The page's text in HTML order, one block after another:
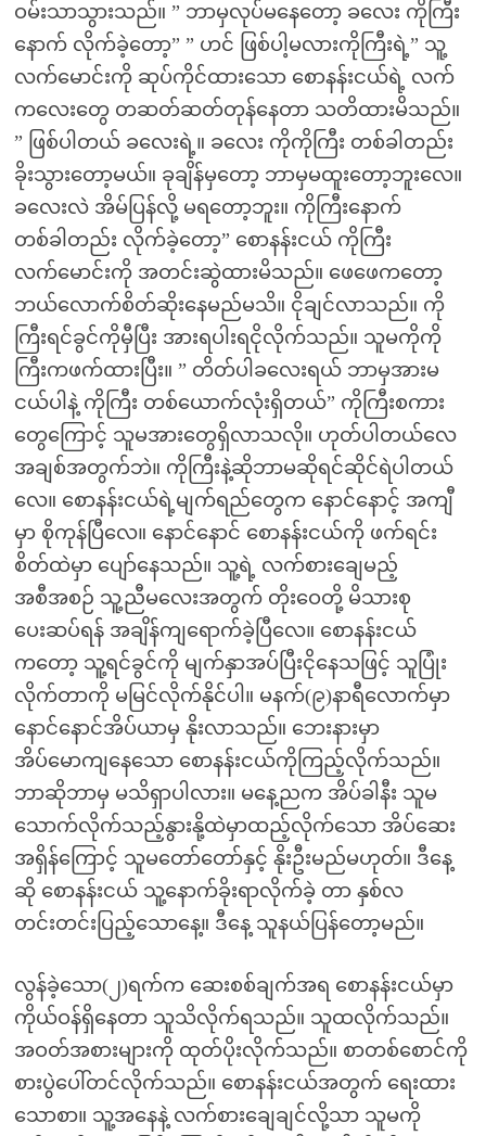
ဝမ်းသာသွားသည်။ ” ဘာမှလုပ်မနေတော့ ခလေး ကိုကြီး
နောက် လိုက်ခဲ့တော့” ” ဟင် ဖြစ်ပါ့မလားကိုကြီးရဲ့” သူ့
လက်မောင်းကို ဆုပ်ကိုင်ထားသော စောနန်းငယ်ရဲ့ လက်
ကလေးတွေ တဆတ်ဆတ်တုန်နေတာ သတိထားမိသည်။
” ဖြစ်ပါတယ် ခလေးရဲ့။ ခလေး ကိုကိုကြီး တစ်ခါတည်း
ခိုးသွားတော့မယ်။ ခုချိန်မှတော့ ဘာမှမထူးတော့ဘူးလေ။
ခလေးလဲ အိမ်ပြန်လို့ မရတော့ဘူး။ ကိုကြီးနောက်
တစ်ခါတည်း လိုက်ခဲ့တော့” စောနန်းငယ် ကိုကြီး
လက်မောင်းကို အတင်းဆွဲထားမိသည်။ ဖေဖေကတော့
ဘယ်လောက်စိတ်ဆိုးနေမည်မသိ။ ငိုချင်လာသည်။ ကို
ကြီးရင်ခွင်ကိုမှီပြီး အားရပါးရငိုလိုက်သည်။ သူမကိုကို
ကြီးကဖက်ထားပြီး။ ” တိတ်ပါခလေးရယ် ဘာမှအားမ
ငယ်ပါနဲ့ ကိုကြီး တစ်ယောက်လုံးရှိတယ်” ကိုကြီးစကား
တွေကြောင့် သူမအားတွေရှိလာသလို။ ဟုတ်ပါတယ်လေ
အချစ်အတွက်ဘဲ။ ကိုကြီးနဲ့ဆိုဘာမဆိုရင်ဆိုင်ရဲပါတယ်
လေ။ စောနန်းငယ်ရဲ့မျက်ရည်တွေက နောင်နောင့် အကျီ
မှာ စိုကုန်ပြီလေ။ နောင်နောင် စောနန်းငယ်ကို ဖက်ရင်း
စိတ်ထဲမှာ ပျော်နေသည်။ သူ့ရဲ့ လက်စားချေမည့်
အစီအစဉ် သူ့ညီမလေးအတွက် တိုးဝေတို့ မိသားစု
ပေးဆပ်ရန် အချိန်ကျရောက်ခဲ့ပြီလေ။ စောနန်းငယ်
ကတော့ သူ့ရင်ခွင်ကို မျက်နှာအပ်ပြီးငိုနေသဖြင့် သူပြုံး
လိုက်တာကို မမြင်လိုက်နိုင်ပါ။ မနက်(၉)နာရီလောက်မှာ
နောင်နောင်အိပ်ယာမှ နိုးလာသည်။ ဘေးနားမှာ
အိပ်မောကျနေသော စောနန်းငယ်ကိုကြည့်လိုက်သည်။
ဘာဆိုဘာမှ မသိရှာပါလား။ မနေ့ညက အိပ်ခါနီး သူမ
သောက်လိုက်သည့်နွားနို့ထဲမှာထည့်လိုက်သော အိပ်ဆေး
အရှိန်ကြောင့် သူမတော်တော်နှင့် နိုးဦးမည်မဟုတ်။ ဒီနေ့
ဆို စောနန်းငယ် သူ့နောက်ခိုးရာလိုက်ခဲ့ တာ နှစ်လ
တင်းတင်းပြည့်သောနေ့။ ဒီနေ့ သူနယ်ပြန်တော့မည်။
လွန်ခဲ့သော(၂)ရက်က ဆေးစစ်ချက်အရ စောနန်းငယ်မှာ
ကိုယ်ဝန်ရှိနေတာ သူသိလိုက်ရသည်။ သူထလိုက်သည်။
အဝတ်အစားများကို ထုတ်ပိုးလိုက်သည်။ စာတစ်စောင်ကို
စားပွဲပေါ်တင်လိုက်သည်။ စောနန်းငယ်အတွက် ရေးထား
သောစာ။ သူ့အနေနဲ့ လက်စားချေချင်လို့သာ သူမကို